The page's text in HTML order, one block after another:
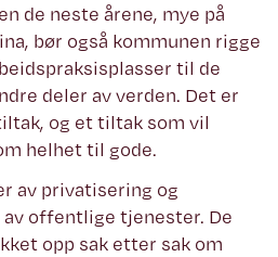
de neste årene, mye på
bør også kommunen rigge
til de
deler av verden. Det er
og et tiltak som vil
helhet til gode.
av privatisering og
offentlige tjenester. De
opp sak etter sak om